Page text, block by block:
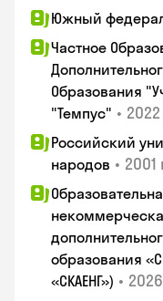
Южный
Частное
Образования
"Темпус" • 2022
Российский
народов • 2001
образования
«СКАЕНГ») •